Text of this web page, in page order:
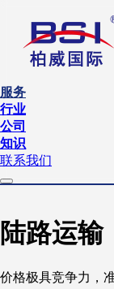
服务
行业
公司
知识
联系我们
陆路运输
价格极具竞争力，